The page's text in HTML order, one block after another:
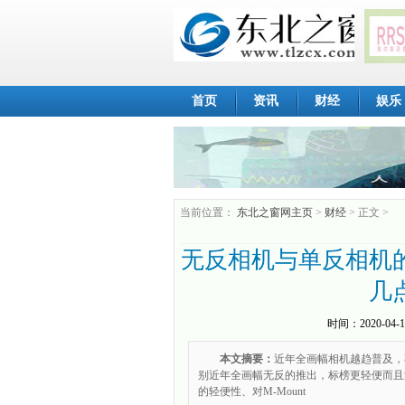
首页 资讯 财经 娱乐
当前位置： 东北之窗网主页 > 财经 > 正文 >
无反相机与单反相机
几
时间： 2020-04-
本文摘要： 近年全画幅相机越趋普及
别近年全画幅无反的推出，标榜更轻便而
的轻便性、对M-Mount